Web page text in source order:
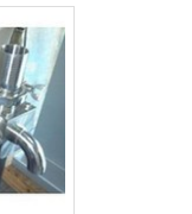
padrões
de alta
as
Todos
equipe
e